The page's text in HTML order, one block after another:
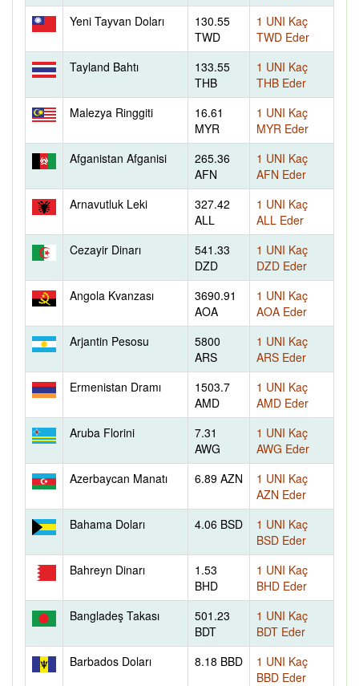
Yeni Tayvan Doları
130.55
TWD
1 UNI Kaç
TWD Eder
Tayland Bahtı
133.55
THB
1 UNI Kaç
THB Eder
Malezya Ringgiti
16.61
MYR
1 UNI Kaç
MYR Eder
Afganistan Afganisi
265.36
AFN
1 UNI Kaç
AFN Eder
Arnavutluk Leki
327.42
ALL
1 UNI Kaç
ALL Eder
Cezayir Dinarı
541.33
DZD
1 UNI Kaç
DZD Eder
Angola Kvanzası
3690.91
AOA
1 UNI Kaç
AOA Eder
Arjantin Pesosu
5800
ARS
1 UNI Kaç
ARS Eder
Ermenistan Dramı
1503.7
AMD
1 UNI Kaç
AMD Eder
Aruba Florini
7.31
AWG
1 UNI Kaç
AWG Eder
Azerbaycan Manatı
6.89 AZN
1 UNI Kaç
AZN Eder
Bahama Doları
4.06 BSD
1 UNI Kaç
BSD Eder
Bahreyn Dinarı
1.53
BHD
1 UNI Kaç
BHD Eder
Bangladeş Takası
501.23
BDT
1 UNI Kaç
BDT Eder
Barbados Doları
8.18 BBD
1 UNI Kaç
BBD Eder